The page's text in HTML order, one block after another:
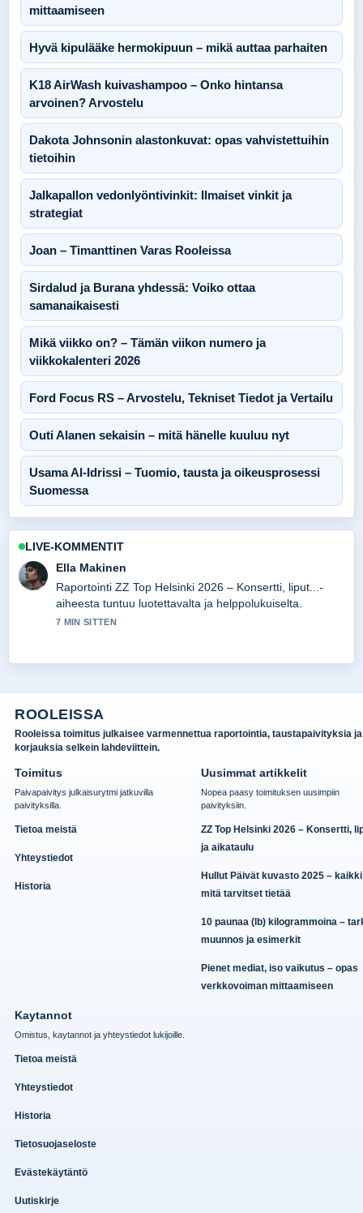
mittaamiseen
Hyvä kipulääke hermokipuun – mikä auttaa parhaiten
K18 AirWash kuivashampoo – Onko hintansa
arvoinen? Arvostelu
Dakota Johnsonin alastonkuvat: opas vahvistettuihin
tietoihin
Jalkapallon vedonlyöntivinkit: Ilmaiset vinkit ja
strategiat
Joan – Timanttinen Varas Rooleissa
Sirdalud ja Burana yhdessä: Voiko ottaa
samanaikaisesti
Mikä viikko on? – Tämän viikon numero ja
viikkokalenteri 2026
Ford Focus RS – Arvostelu, Tekniset Tiedot ja Vertailu
Outi Alanen sekaisin – mitä hänelle kuuluu nyt
Usama Al-Idrissi – Tuomio, tausta ja oikeusprosessi
Suomessa
LIVE-KOMMENTIT
Ella Makinen
Raportointi ZZ Top Helsinki 2026 – Konsertti, liput...-
aiheesta tuntuu luotettavalta ja helppolukuiselta.
7 MIN SITTEN
ROOLEISSA
Rooleissa toimitus julkaisee varmennettua raportointia, taustapaivityksia ja
korjauksia selkein lahdeviittein.
Toimitus
Paivapaivitys julkaisurytmi jatkuvilla
paivityksilla.
Tietoa meistä
Yhteystiedot
Historia
Uusimmat artikkelit
Nopea paasy toimituksen uusimpiin
paivityksiin.
ZZ Top Helsinki 2026 – Konsertti,
ja aikataulu
Hullut Päivät kuvasto 2025 – kaikki
mitä tarvitset tietää
10 paunaa (lb) kilogrammoina –
muunnos ja esimerkit
Pienet mediat, iso vaikutus – opas
verkkovoiman mittaamiseen
Kaytannot
Omistus, kaytannot ja yhteystiedot lukijoille.
Tietoa meistä
Yhteystiedot
Historia
Tietosuojaseloste
Evästekäytäntö
Uutiskirje